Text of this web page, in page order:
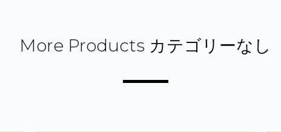
More Products カテゴリーなし